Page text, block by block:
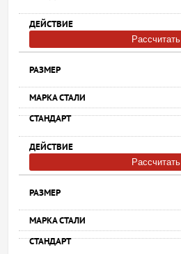
Рассчитать
Рассчитать